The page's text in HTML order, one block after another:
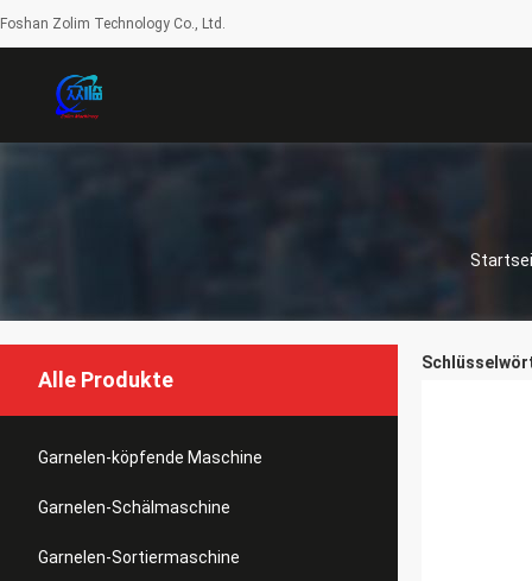
Foshan Zolim Technology Co., Ltd.
Alle Produkte
Garnelen-köpfende Maschine
Garnelen-Schälmaschine
Garnelen-Sortiermaschine